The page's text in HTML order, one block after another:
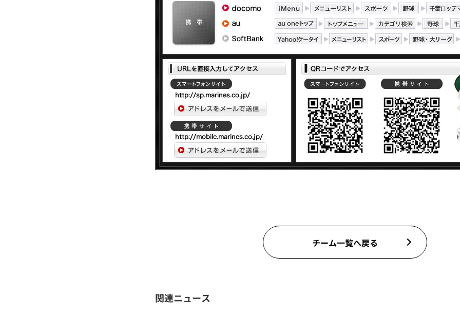
チーム一覧へ戻る
関連ニュース